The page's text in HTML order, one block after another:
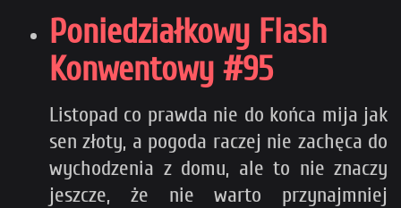
Poniedziałkowy Flash
Konwentowy #95
Listopad co prawda nie do końca mija jak
sen złoty, a pogoda raczej nie zachęca do
wychodzenia z domu, ale to nie znaczy
jeszcze, że nie warto przynajmniej